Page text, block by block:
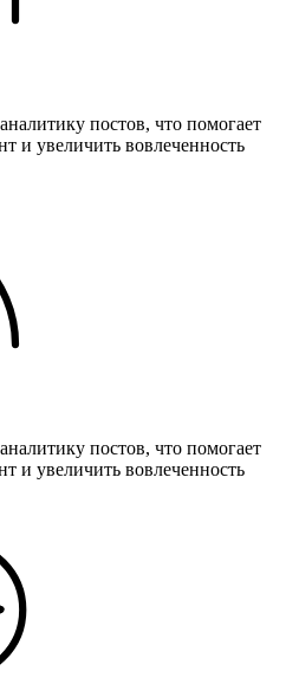
постов, что помогает
и увеличить вовлеченность
постов, что помогает
и увеличить вовлеченность